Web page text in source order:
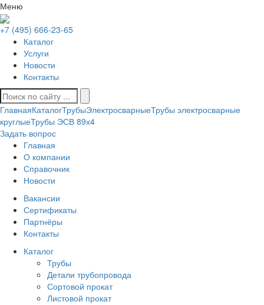
Меню
+7 (495) 666-23-65
Каталог
Услуги
Новости
Контакты
ГлавнаяКаталогТрубыЭлектросварныеТрубы электросварные
круглыеТрубы ЭСВ 89х4
Задать вопрос
Главная
О компании
Справочник
Новости
Вакансии
Сертификаты
Партнёры
Контакты
Каталог
Трубы
Детали трубопровода
Сортовой прокат
Листовой прокат